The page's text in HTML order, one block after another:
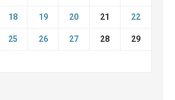
18 19 20 21 22
25 26 27 28 29